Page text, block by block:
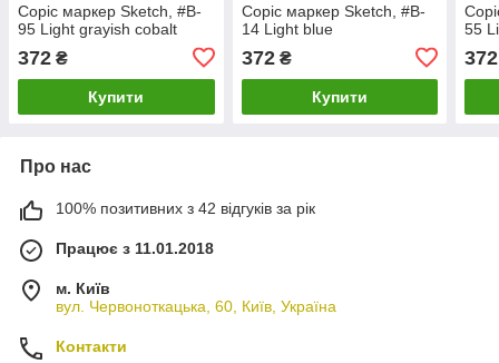
Copic маркер Sketch, #B-
95 Light grayish cobalt
372 ₴
Купити
Copic маркер Sketch, #B-
14 Light blue
372₴
Купити
55
372
Про нас
100% позитивних з 42 відгуків за рік
Працює з 11.01.2018
м. Київ
вул. Червоноткацька, 60, Київ, Україна
Контакти